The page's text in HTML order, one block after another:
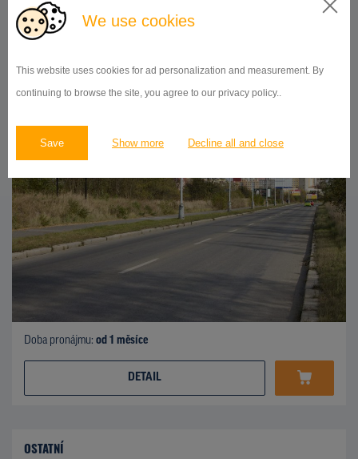
We use cookies
This website uses cookies for ad personalization and measurement. By
continuing to browse the site, you agree to our privacy policy..
Save Show more Decline all and close
OSTATNÍ
Doba pronájmu: od 1 měsíce
DETAIL
OSTATNÍ